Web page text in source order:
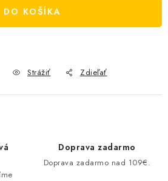
DO KOŠÍKA
Strážiť Zdieľať
Doprava zadarmo
Doprava zadarmo nad 109€.